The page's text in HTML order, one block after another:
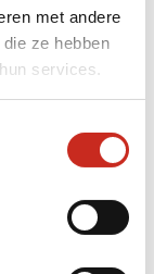
met andere
ze hebben
services.
met